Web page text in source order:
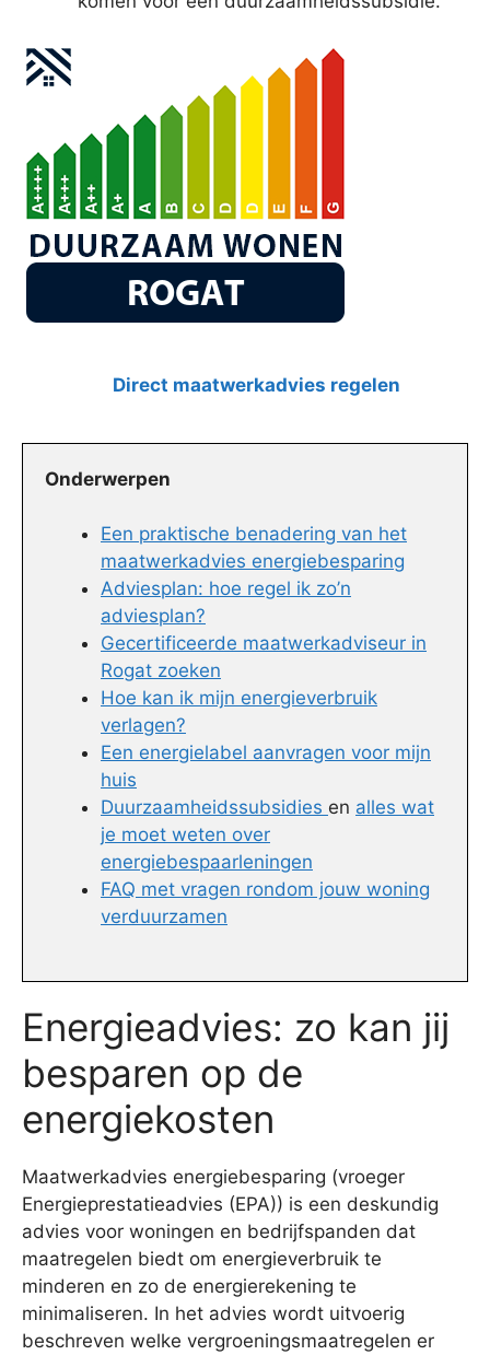
Direct maatwerkadvies regelen
Onderwerpen
Een praktische benadering van het
maatwerkadvies energiebesparing
Adviesplan: hoe regel ik zo’n
adviesplan?
Gecertificeerde maatwerkadviseur in
Rogat zoeken
Hoe kan ik mijn energieverbruik
verlagen?
Een energielabel aanvragen voor mijn
huis
Duurzaamheidssubsidies en alles wat
je moet weten over
energiebespaarleningen
FAQ met vragen rondom jouw woning
verduurzamen
Energieadvies: zo kan jij
besparen op de
energiekosten
Maatwerkadvies energiebesparing (vroeger
Energieprestatieadvies (EPA)) is een deskundig
advies voor woningen en bedrijfspanden dat
maatregelen biedt om energieverbruik te
minderen en zo de energierekening te
minimaliseren. In het advies wordt uitvoerig
beschreven welke vergroeningsmaatregelen er